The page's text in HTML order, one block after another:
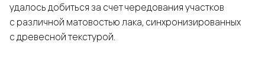
удалось добиться за счет чередования участков
с различной матовостью лака, синхронизированных
с древесной текстурой.